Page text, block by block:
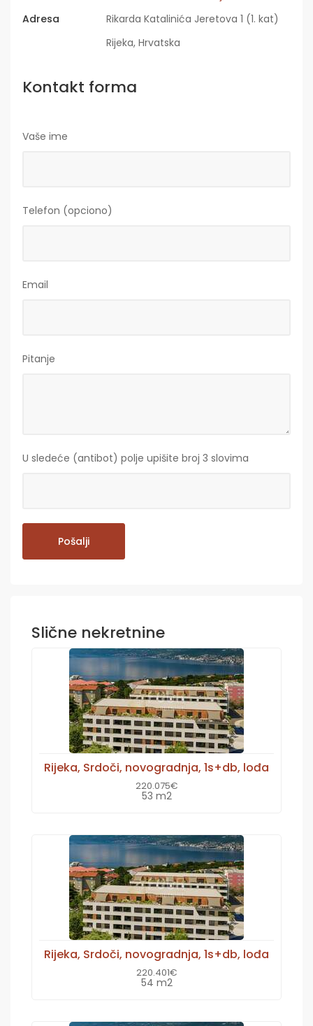
Adresa
Rikarda Katalinića Jeretova 1 (1. kat)
Rijeka, Hrvatska
Kontakt forma
Vaše ime
Telefon (opciono)
Email
Pitanje
U sledeće (antibot) polje upišite broj 3 slovima
Slične nekretnine
Rijeka, Srdoči, novogradnja, 1s+db, lođa
220.075€
53 m2
Rijeka, Srdoči, novogradnja, 1s+db, lođa
220.401€
54 m2